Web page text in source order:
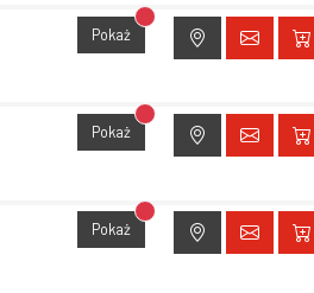
Pokaż Brak dostępu do lokalizacji
Pokaż Brak dostępu do lokalizacji
Pokaż Brak dostępu do lokalizacji